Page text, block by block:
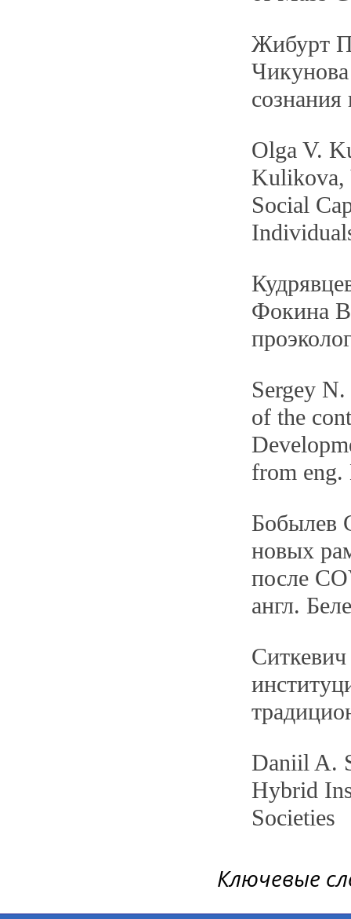
Жибурт
Olga V.
Kulikova,
Social
Фокина
Sergey
of the
from eng.
Бобылев
новых
после
англ.
Daniil A.
Hybrid
Societies
Ключевые